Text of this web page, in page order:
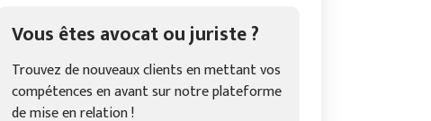
Vous êtes avocat ou juriste ?
Trouvez de nouveaux clients en mettant vos
compétences en avant sur notre plateforme
de mise en relation !